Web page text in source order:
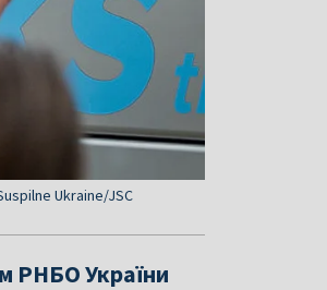
Ukraine/JSC
РНБО України